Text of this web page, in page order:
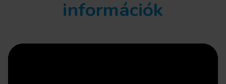
információk